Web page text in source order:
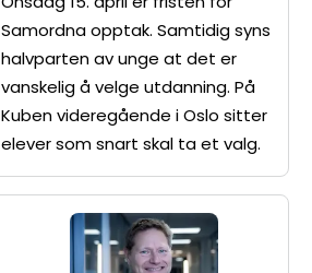
Samordna opptak. Samtidig syns
halvparten av unge at det er
vanskelig å velge utdanning. På
Kuben videregående i Oslo sitter
elever som snart skal ta et valg.